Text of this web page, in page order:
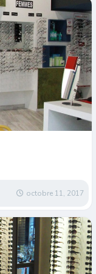
octobre 11, 2017